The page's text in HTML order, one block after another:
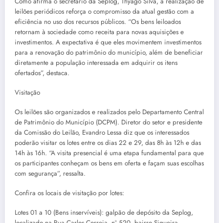
leilões periódicos reforça o compromisso da atual gestão com a
eficiência no uso dos recursos públicos. “Os bens leiloados
retornam à sociedade como receita para novas aquisições e
investimentos. A expectativa é que eles movimentem investimentos
para a renovação do patrimônio do município, além de beneficiar
diretamente a população interessada em adquirir os itens
ofertados”, destaca.
Visitação
Os leilões são organizados e realizados pelo Departamento Central
de Patrimônio do Município (DCPM). Diretor do setor e presidente
da Comissão do Leilão, Evandro Lessa diz que os interessados
poderão visitar os lotes entre os dias 22 e 29, das 8h às 12h e das
14h às 16h. “A visita presencial é uma etapa fundamental para que
os participantes conheçam os bens em oferta e façam suas escolhas
com segurança”, ressalta.
Confira os locais de visitação por lotes:
Lotes 01 a 10 (Bens inservíveis): galpão de depósito da Seplog,